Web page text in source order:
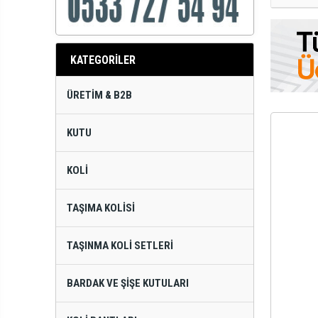
KATEGORİLER
ÜRETIM & B2B
KUTU
KOLI
TAŞIMA KOLISI
TAŞINMA KOLI SETLERI
BARDAK VE ŞIŞE KUTULARI